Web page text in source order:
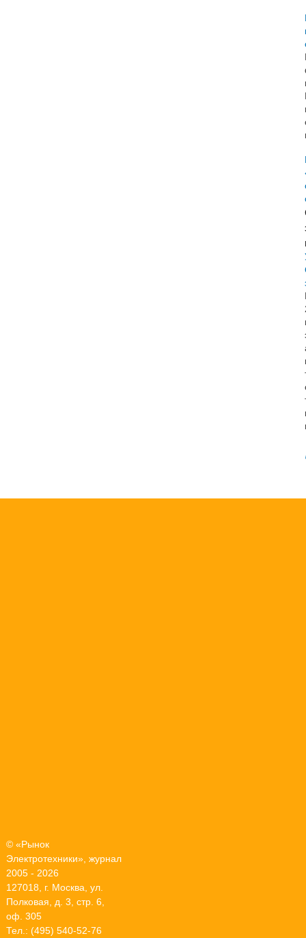
© «Рынок
Электротехники», журнал
2005 - 2026
127018, г. Москва, ул.
Полковая, д. 3, стр. 6,
оф. 305
Тел.: (495) 540-52-76